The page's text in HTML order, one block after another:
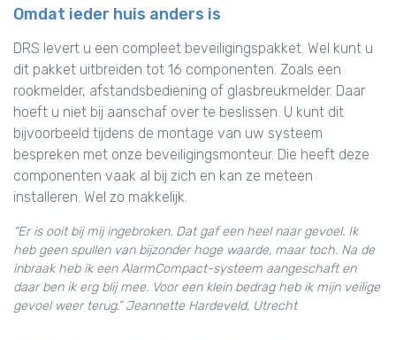
Omdat ieder huis anders is
DRS levert u een compleet beveiligingspakket. Wel kunt u
dit pakket uitbreiden tot 16 componenten. Zoals een
rookmelder, afstandsbediening of glasbreukmelder. Daar
hoeft u niet bij aanschaf over te beslissen. U kunt dit
bijvoorbeeld tijdens de montage van uw systeem
bespreken met onze beveiligingsmonteur. Die heeft deze
componenten vaak al bij zich en kan ze meteen
installeren. Wel zo makkelijk.
“Er is ooit bij mij ingebroken. Dat gaf een heel naar gevoel. Ik
heb geen spullen van bijzonder hoge waarde, maar toch. Na de
inbraak heb ik een AlarmCompact-systeem aangeschaft en
daar ben ik erg blij mee. Voor een klein bedrag heb ik mijn veilige
gevoel weer terug.” Jeannette Hardeveld, Utrecht